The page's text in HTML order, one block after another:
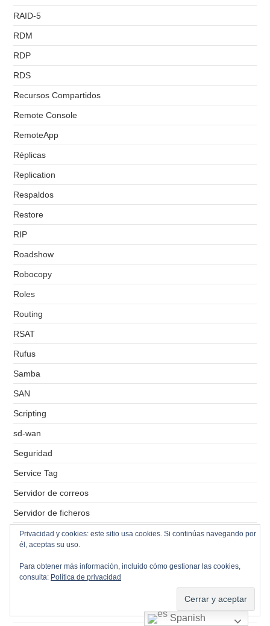
RAID-5
RDM
RDP
RDS
Recursos Compartidos
Remote Console
RemoteApp
Réplicas
Replication
Respaldos
Restore
RIP
Roadshow
Robocopy
Roles
Routing
RSAT
Rufus
Samba
SAN
Scripting
sd-wan
Seguridad
Service Tag
Servidor de correos
Servidor de ficheros
Servidor de impresión
Simbolo del sistema
Spanish
Privacidad y cookies: este sitio usa cookies. Si continúas navegando por
él, aceptas su uso.
Para obtener más información, incluido cómo gestionar las cookies,
consulta: Política de privacidad